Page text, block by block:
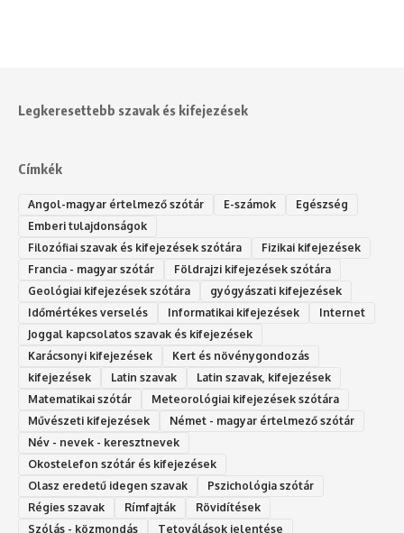
Legkeresettebb szavak és kifejezések
Címkék
Angol-magyar értelmező szótár E-számok
Egészség
Emberi tulajdonságok
Filozófiai szavak és kifejezések szótára
Fizikai kifejezések
Francia - magyar szótár
Földrajzi kifejezések szótára
Geológiai kifejezések szótára
gyógyászati kifejezések
Időmértékes verselés
Informatikai kifejezések
Internet
Joggal kapcsolatos szavak és kifejezések
Karácsonyi kifejezések
Kert és növénygondozás
kifejezések
Latin szavak
Latin szavak, kifejezések
Matematikai szótár
Meteorológiai kifejezések szótára
Művészeti kifejezések
Német - magyar értelmező szótár
Név - nevek - keresztnevek
Okostelefon szótár és kifejezések
Olasz eredetű idegen szavak
Ps‮gólohciz‬ia s‮átóz‬r
Régies szavak
Rímfajták
Rövidítések
Szólás - közmondás
Tetoválások jelentése